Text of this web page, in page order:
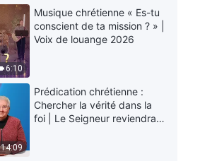
Paroles de Dieu quotidiennes :
Connaître Dieu | Extrait 52
Paroles de Dieu quotidiennes :
Connaître Dieu | Extrait 53
6:10
Musique chrétienne « Es-tu
conscient de ta mission ? » |
Voix de louange 2026
14:09
Prédication chrétienne :
Chercher la vérité dans la
foi | Le Seigneur reviendra-